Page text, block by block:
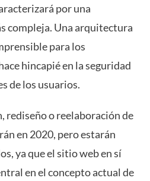
por una
compleja. Una arquitectura
para los
hincapié en la seguridad
de los usuarios.
rediseño o reelaboración de
en 2020, pero estarán
ya que el sitio web en sí
en el concepto actual de